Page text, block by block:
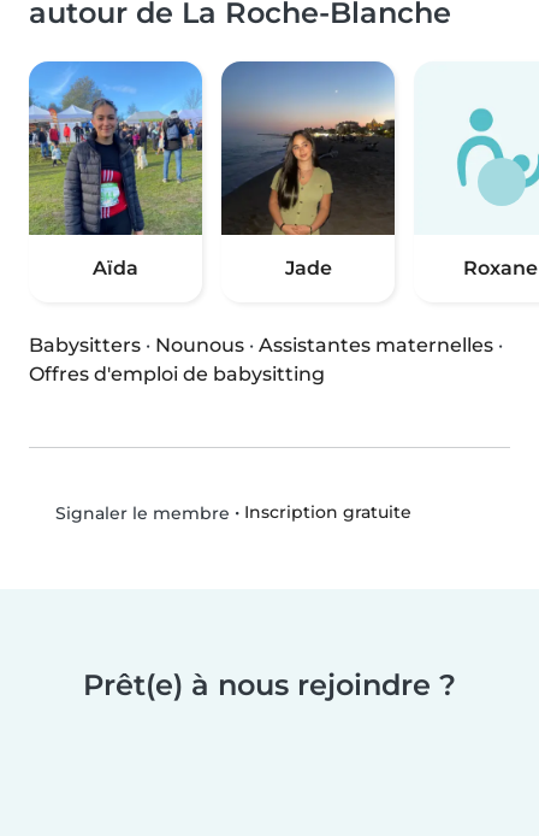
autour de La Roche-Blanche
Aïda Jade Roxane
Babysitters · Nounous · Assistantes maternelles ·
Offres d'emploi de babysitting
Signaler le membre • Inscription gratuite
Prêt(e) à nous rejoindre ?